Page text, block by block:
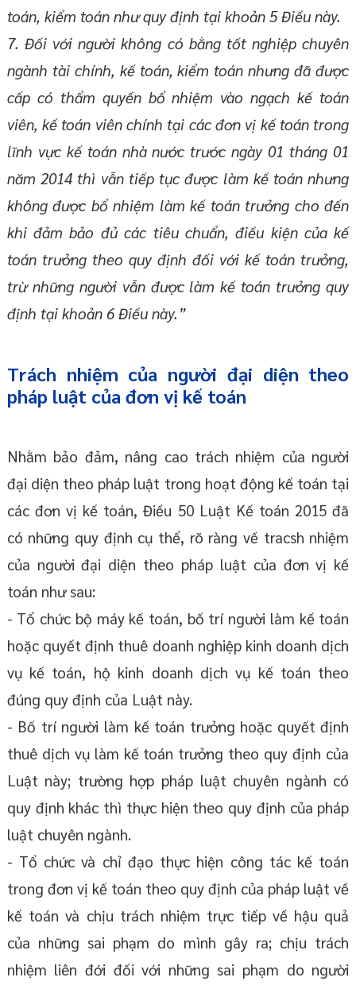
toán, kiểm toán như quy định tại khoản 5 Điều này.
7. Đối với người không có bằng tốt nghiệp chuyên
ngành tài chính, kế toán, kiểm toán nhưng đã được
cấp có thẩm quyền bổ nhiệm vào ngạch kế toán
viên, kế toán viên chính tại các đơn vị kế toán trong
lĩnh vực kế toán nhà nước trước ngày 01 tháng 01
năm 2014 thì vẫn tiếp tục được làm kế toán nhưng
không được bổ nhiệm làm kế toán trưởng cho đến
khi đảm bảo đủ các tiêu chuẩn, điều kiện của kế
toán trưởng theo quy định đối với kế toán trưởng,
trừ những người vẫn được làm kế toán trưởng quy
định tại khoản 6 Điều này.”
Trách nhiệm của người đại diện theo
pháp luật của đơn vị kế toán
Nhằm bảo đảm, nâng cao trách nhiệm của người
đại diện theo pháp luật trong hoạt động kế toán tại
các đơn vị kế toán, Điều 50 Luật Kế toán 2015 đã
có những quy định cụ thể, rõ ràng về tracsh nhiệm
của người đại diện theo pháp luật của đơn vị kế
toán như sau:
- Tổ chức bộ máy kế toán, bố trí người làm kế toán
hoặc quyết định thuê doanh nghiệp kinh doanh dịch
vụ kế toán, hộ kinh doanh dịch vụ kế toán theo
đúng quy định của Luật này.
- Bố trí người làm kế toán trưởng hoặc quyết định
thuê dịch vụ làm kế toán trưởng theo quy định của
Luật này; trường hợp pháp luật chuyên ngành có
quy định khác thì thực hiện theo quy định của pháp
luật chuyên ngành.
- Tổ chức và chỉ đạo thực hiện công tác kế toán
trong đơn vị kế toán theo quy định của pháp luật về
kế toán và chịu trách nhiệm trực tiếp về hậu quả
của những sai phạm do mình gây ra; chịu trách
nhiệm liên đới đối với những sai phạm do người